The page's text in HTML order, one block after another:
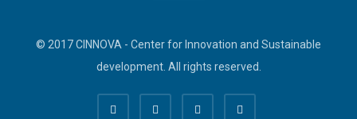
© 2017 CINNOVA - Center for Innovation and Sustainable
development. All rights reserved.